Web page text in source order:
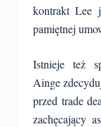
kontrakt Lee
pamiętnej
Istnieje też
Ainge
przed trade
zachęcający